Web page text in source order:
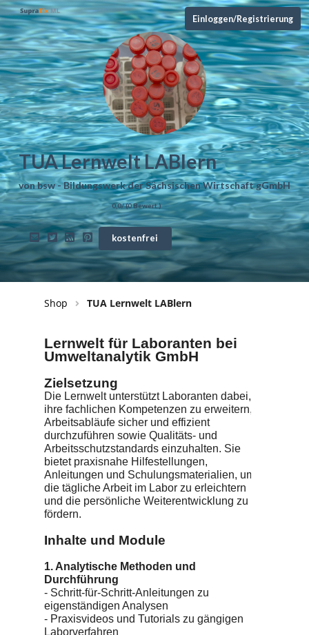
Einloggen/Registrierung
TUA Lernwelt LABlern
vonbsw - Bildungswerk der Sächsischen Wirtschaft gGmbH
0,0/ (0Bewert.)
kostenfrei
Shop TUA Lernwelt LABlern